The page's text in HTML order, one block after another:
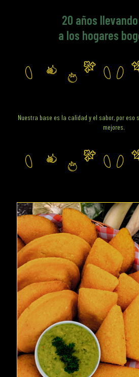
20 años
a los hogares
Nuestra base es la calidad y el sabor, por eso
mejores.